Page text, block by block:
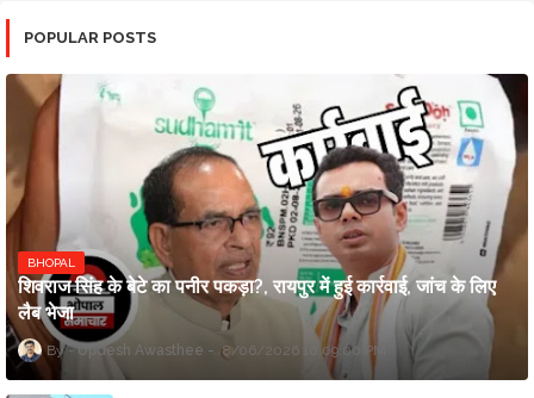
POPULAR POSTS
BHOPAL
शिवराज सिंह के बेटे का पनीर पकड़ा?, रायपुर में हुई कार्रवाई, जांच के लिए
लैब भेजा
Updesh Awasthee 8/06/2026 10:09:00 PM